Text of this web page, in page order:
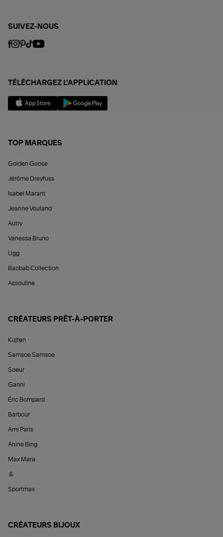
SUIVEZ-NOUS
TÉLÉCHARGEZ L'APPLICATION
TOP MARQUES
Golden Goose
Jérôme Dreyfuss
Isabel Marant
Jeanne Vouland
Autry
Vanessa Bruno
Ugg
Baobab Collection
Assouline
CRÉATEURS PRÊT-À-PORTER
Kujten
Samsoe Samsoe
Soeur
Ganni
Éric Bompard
Barbour
Ami Paris
Anine Bing
Max Mara
&
Sportmax
CRÉATEURS BIJOUX